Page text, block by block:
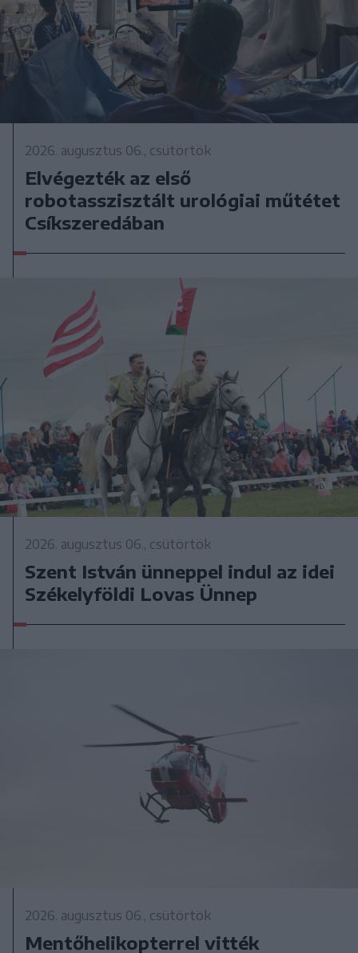
2026. augusztus 06., csütörtök
Elvégezték az első
robotasszisztált urológiai műtétet
Csíkszeredában
2026. augusztus 06., csütörtök
Szent István ünneppel indul az idei
Székelyföldi Lovas Ünnep
2026. augusztus 06., csütörtök
Mentőhelikopterrel vitték